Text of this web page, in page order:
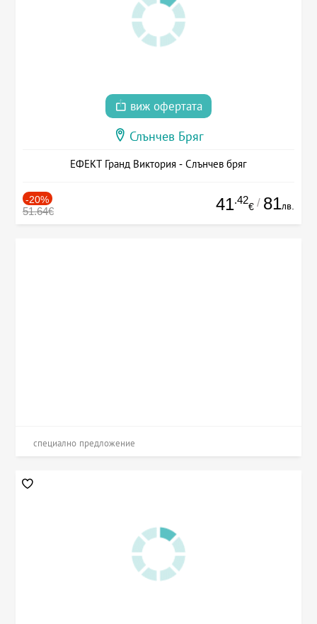
виж офертата
Слънчев Бряг
ЕФЕКТ Гранд Виктория - Слънчев бряг
-20%
51.64€ 41.42
€ / 81лв.
специално предложение